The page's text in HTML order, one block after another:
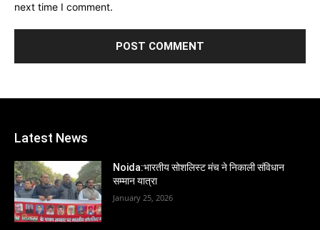
next time I comment.
Latest News
Noida:भारतीय सोशलिस्ट मंच ने निकाली संविधान
सम्मान यात्रा
January 25, 2026